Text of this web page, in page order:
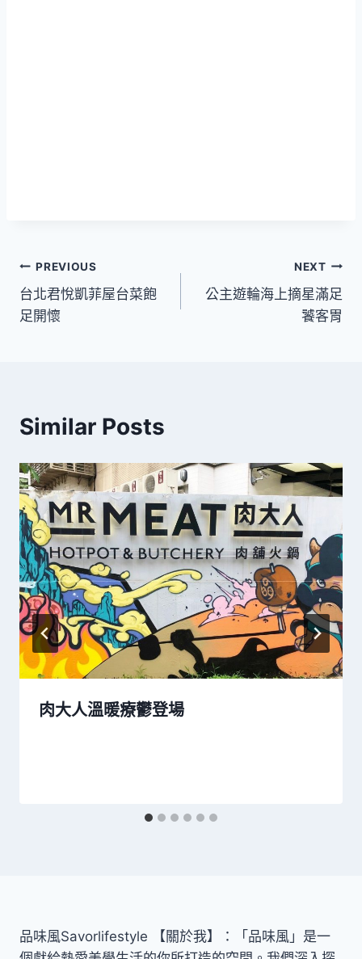
文
章
PREVIOUS
台北君悅凱菲屋台菜飽
足開懷
NEXT
公主遊輪海上摘星滿足
饕客胃
Similar Posts
肉大人溫暖療鬱登場
品味風Savorlifestyle 【關於我】：「品味風」是一